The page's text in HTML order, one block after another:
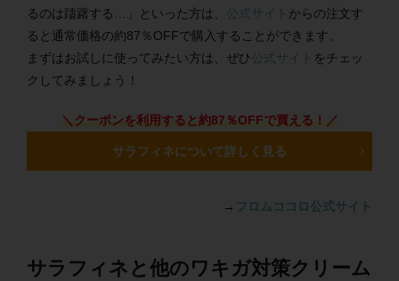
るのは躊躇する…」といった方は、 公式サイト からの注文す
ると通常価格の約87％OFFで購入することができます。
まずはお試しに使ってみたい方は、ぜひ公式サイト をチェッ
クしてみましょう！
＼クーポンを利用すると約87％OFFで買える！／
サラフィネについて詳しく見る
→ フロムココロ公式サイト
サラフィネと他のワキガ対策クリーム